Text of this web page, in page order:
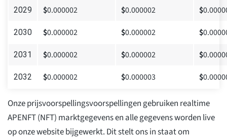
2029 $0.000002 $0.000002 $
2030 $0.000002 $0.000002 $
2031 $0.000002 $0.000002 $
2032 $0.000002 $0.000003 $
Onze prijsvoorspellingsvoorspellingen gebruiken realtime
APENFT (NFT) marktgegevens en alle gegevens worden live
op onze website bijgewerkt. Dit stelt ons in staat om